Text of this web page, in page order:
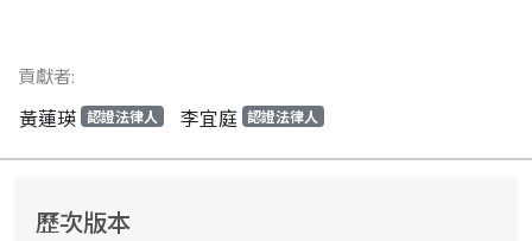
貢獻者:
黃蓮瑛 認證法律人 李宜庭 認證法律人
歷次版本